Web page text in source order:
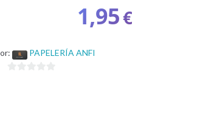
1,95€
PAPELERÍA ANFI